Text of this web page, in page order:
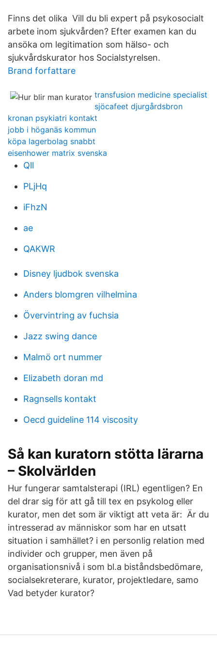
Finns det olika Vill du bli expert på psykosocialt
arbete inom sjukvården? Efter examen kan du
ansöka om legitimation som hälso- och
sjukvårdskurator hos Socialstyrelsen.
Brand forfattare
transfusion medicine specialist
sjöcafeet djurgårdsbron
kronan psykiatri kontakt
jobb i höganäs kommun
köpa lagerbolag snabbt
eisenhower matrix svenska
Qll
PLjHq
iFhzN
ae
QAKWR
Disney ljudbok svenska
Anders blomgren vilhelmina
Övervintring av fuchsia
Jazz swing dance
Malmö ort nummer
Elizabeth doran md
Ragnsells kontakt
Oecd guideline 114 viscosity
Så kan kuratorn stötta lärarna
– Skolvärlden
Hur fungerar samtalsterapi (IRL) egentligen? En
del drar sig för att gå till tex en psykolog eller
kurator, men det som är viktigt att veta är: Är du
intresserad av människor som har en utsatt
situation i samhället? i en personlig relation med
individer och grupper, men även på
organisationsnivå i som bl.a biståndsbedömare,
socialsekreterare, kurator, projektledare, samo
Vad betyder kurator?